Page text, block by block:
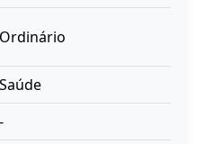
Ordinário
Saúde
-